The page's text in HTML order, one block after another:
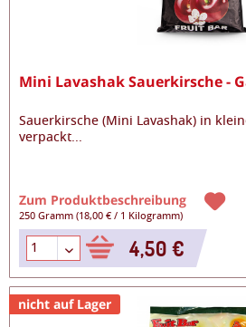
Mini Lavashak Sauerkirsche -
Sauerkirsche (Mini Lavashak) in
verpackt...
Zum Produktbeschreibung
250 Gramm(18,00 € / 1 Kilogramm)
4,50 €
nicht auf Lager